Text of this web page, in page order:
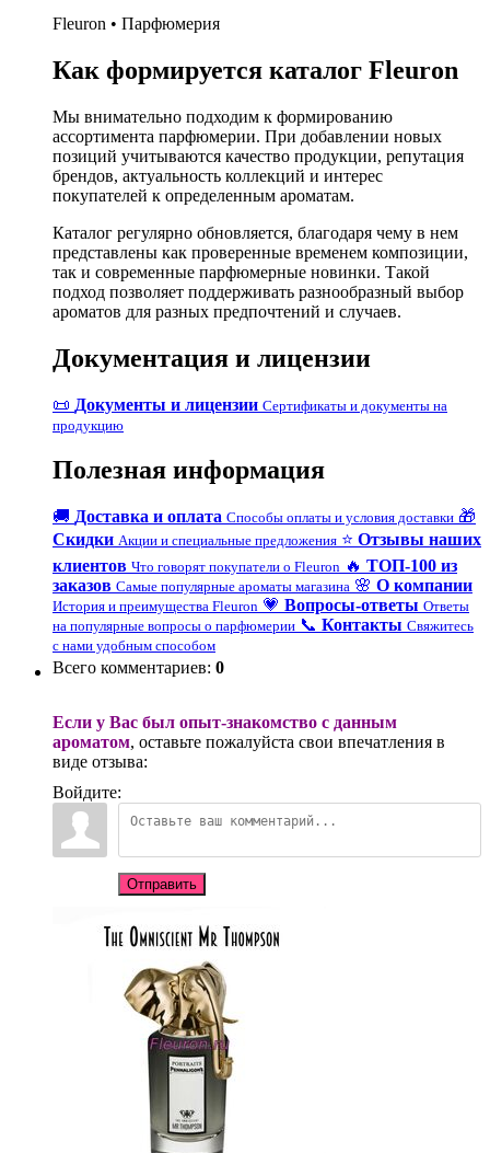
Fleuron • Парфюмерия
Как формируется каталог Fleuron
Мы внимательно подходим к формированию
ассортимента парфюмерии. При добавлении новых
позиций учитываются качество продукции, репутация
брендов, актуальность коллекций и интерес
покупателей к определенным ароматам.
Каталог регулярно обновляется, благодаря чему в нем
представлены как проверенные временем композиции,
так и современные парфюмерные новинки. Такой
подход позволяет поддерживать разнообразный выбор
ароматов для разных предпочтений и случаев.
Документация и лицензии
📜 Документы и лицензии Сертификаты и документы на
продукцию
Полезная информация
🚚 Доставка и оплата Способы оплаты и условия доставки 🎁
Скидки Акции и специальные предложения ⭐ Отзывы наших
клиентов Что говорят покупатели о Fleuron 🔥 ТОП-100 из
заказов Самые популярные ароматы магазина 🌸 О компании
История и преимущества Fleuron 💗 Вопросы-ответы Ответы
на популярные вопросы о парфюмерии 📞 Контакты Свяжитесь
с нами удобным способом
Всего комментариев: 0
Если у Вас был опыт-знакомство с данным
ароматом, оставьте пожалуйста свои впечатления в
виде отзыва:
Войдите:
Отправить